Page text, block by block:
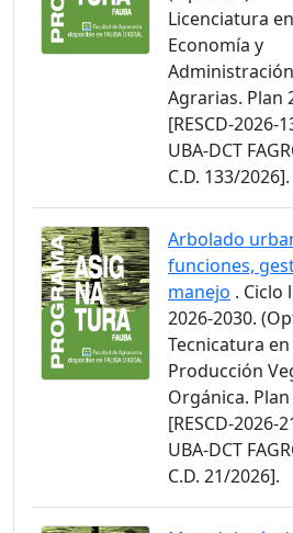
Licenciatura en
Economía y
Administración
Agrarias. Plan
[RESCD-2026-
UBA-DCT
C.D. 133/2026].
Arbolado
funciones,
manejo . Ciclo
2026-2030.
Tecnicatura en
Producción
Orgánica. Plan
[RESCD-2026-
UBA-DCT
C.D. 21/2026].